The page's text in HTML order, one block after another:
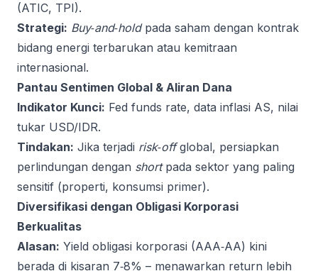
(ATIC, TPI).
Strategi: Buy‑and‑holdpada saham dengan kontrak
bidang energi terbarukan atau kemitraan
internasional.
Pantau Sentimen Global & Aliran Dana
Indikator Kunci: Fed funds rate, data inflasi AS, nilai
tukar USD/IDR.
Tindakan: Jika terjadi risk‑offglobal, persiapkan
perlindungan dengan shortpada sektor yang paling
sensitif (properti, konsumsi primer).
Diversifikasi dengan Obligasi Korporasi
Berkualitas
Alasan: Yield obligasi korporasi (AAA‑AA) kini
berada di kisaran 7‑8% – menawarkan return lebih